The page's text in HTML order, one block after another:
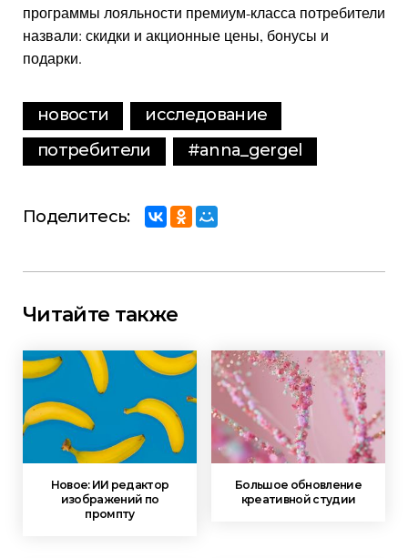
программы лояльности премиум-класса потребители
назвали: скидки и акционные цены, бонусы и
подарки.
новости
исследование
потребители
#anna_gergel
Поделитесь:
Читайте также
Новое: ИИ редактор
изображений по
промпту
Большое обновление
креативной студии